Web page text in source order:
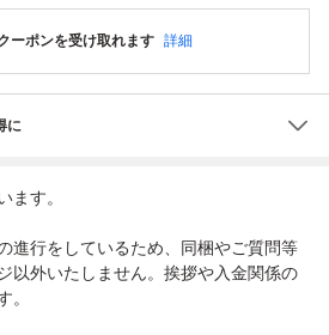
ーポンを受け取れます 詳細
に
ます。
進行をしているため、同梱やご質問等
以外いたしません。挨拶や入金関係の
。